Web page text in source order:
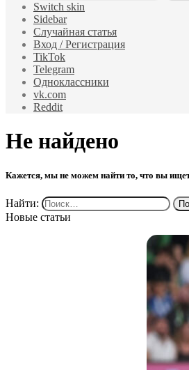
Switch skin
Sidebar
Случайная статья
Вход / Регистрация
TikTok
Telegram
Одноклассники
vk.com
Reddit
Не найдено
Кажется, мы не можем найти то, что вы
Найти:
Новые статьи